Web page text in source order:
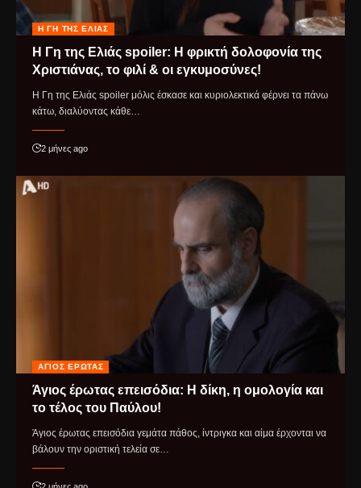
Η ΓΗ ΤΗΣ ΕΛΙΆΣ
Η Γη της Ελιάς spoiler: Η φρικτή δολοφονία της
Χριστιάνας, το φιλί & οι εγκυμοσύνες!
Η Γη της Ελιάς spoiler μόλις έσκασε και κυριολεκτικά φέρνει τα πάνω
κάτω, διαλύοντας κάθε…
2 μήνες ago
ΆΓΙΟΣ ΈΡΩΤΑΣ
Άγιος έρωτας επεισόδια: Η δίκη, η ομολογία και
το τέλος του Παύλου!
Άγιος έρωτας επεισόδια γεμάτα πάθος, ίντριγκα και αίμα έρχονται να
βάλουν την οριστική τελεία σε…